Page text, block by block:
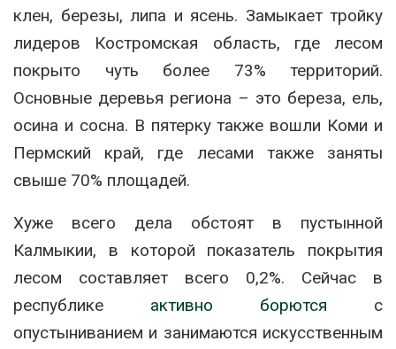
клен, березы, липа и ясень. Замыкает тройку
лидеров Костромская область, где лесом
покрыто чуть более 73% территорий.
Основные деревья региона – это береза, ель,
осина и сосна. В пятерку также вошли Коми и
Пермский край, где лесами также заняты
свыше 70% площадей.
Хуже всего дела обстоят в пустынной
Калмыкии, в которой показатель покрытия
лесом составляет всего 0,2%. Сейчас в
республике активно борются с
опустыниванием и занимаются искусственным